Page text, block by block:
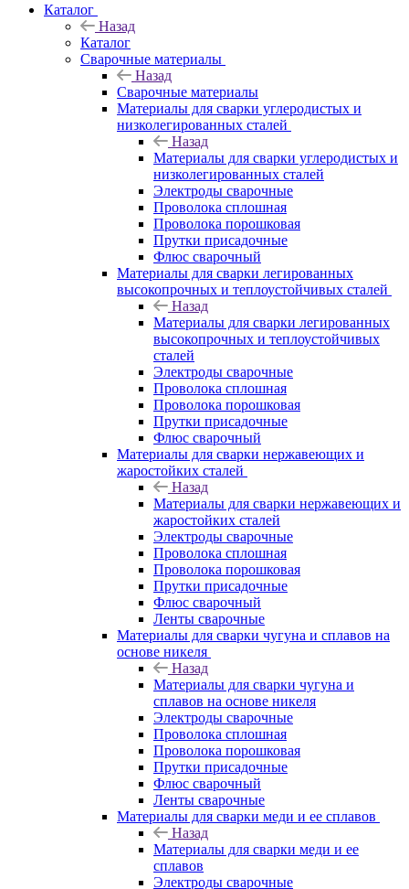
Каталог
Назад
Каталог
Сварочные материалы
Назад
Сварочные материалы
Материалы для сварки углеродистых и
низколегированных сталей
Назад
Материалы для сварки углеродистых и
низколегированных сталей
Электроды сварочные
Проволока сплошная
Проволока порошковая
Прутки присадочные
Флюс сварочный
Материалы для сварки легированных
высокопрочных и теплоустойчивых сталей
Назад
Материалы для сварки легированных
высокопрочных и теплоустойчивых
сталей
Электроды сварочные
Проволока сплошная
Проволока порошковая
Прутки присадочные
Флюс сварочный
Материалы для сварки нержавеющих и
жаростойких сталей
Назад
Материалы для сварки нержавеющих и
жаростойких сталей
Электроды сварочные
Проволока сплошная
Проволока порошковая
Прутки присадочные
Флюс сварочный
Ленты сварочные
Материалы для сварки чугуна и сплавов на
основе никеля
Назад
Материалы для сварки чугуна и
сплавов на основе никеля
Электроды сварочные
Проволока сплошная
Проволока порошковая
Прутки присадочные
Флюс сварочный
Ленты сварочные
Материалы для сварки меди и ее сплавов
Назад
Материалы для сварки меди и ее
сплавов
Электроды сварочные